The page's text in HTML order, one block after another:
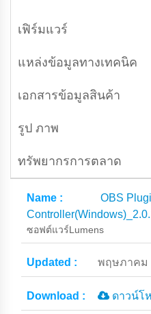
เฟิร์มแวร์
แหล่งข้อมูลทางเทคนิค
เอกสารข้อมูลสินค้า
รูป ภาพ
ทรัพยากรการตลาด
OBS
ซอฟต์แวร์Lumens
พฤษภาคม
ดาวน์โ